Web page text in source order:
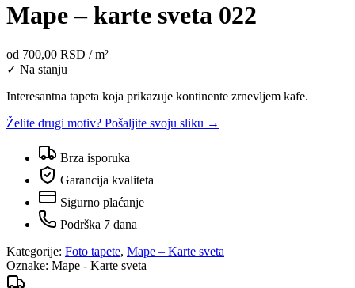
Mape – karte sveta 022
od 700,00 RSD / m²
✓ Na stanju
Interesantna tapeta koja prikazuje kontinente zrnevljem kafe.
Želite drugi motiv? Pošaljite svoju sliku →
Brza isporuka
Garancija kvaliteta
Sigurno plaćanje
Podrška 7 dana
Kategorije: Foto tapete, Mape – Karte sveta
Oznake: Mape - Karte sveta